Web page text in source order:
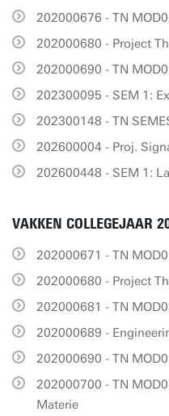
202000676 - TN
202000680 - Project
202000690 - TN
202300095 - SEM 1:
202300148 - TN
202600004 - Proj.
202600448 - SEM 1:
VAKKEN COLLEGEJAAR
202000671 - TN
202000680 - Project
202000681 - TN
202000689 -
202000690 - TN
202000700 - TN
Materie